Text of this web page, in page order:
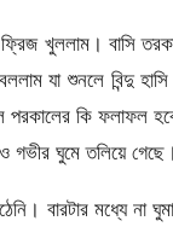
ফ্রিজ খুললাম।
যা শুনলে বিন্দু
পরকালের কি ফলাফল
ঘুমে তলিয়ে
বারটার মধ্যে